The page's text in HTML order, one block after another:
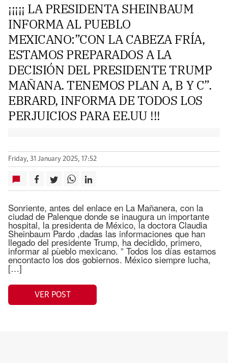
¡¡¡¡¡ LA PRESIDENTA SHEINBAUM
INFORMA AL PUEBLO
MEXICANO:”CON LA CABEZA FRÍA,
ESTAMOS PREPARADOS A LA
DECISIÓN DEL PRESIDENTE TRUMP
MAÑANA. TENEMOS PLAN A, B Y C”.
EBRARD, INFORMA DE TODOS LOS
PERJUICIOS PARA EE.UU !!!
Friday, 31 January 2025, 17:52
Sonriente, antes del enlace en La Mañanera, con la
ciudad de Palenque donde se inaugura un importante
hospital, la presidenta de México, la doctora Claudia
Sheinbaum Pardo ,dadas las informaciones que han
llegado del presidente Trump, ha decidido, primero,
informar al pùeblo mexicano. ” Todos los días estamos
encontacto los dos gobiernos. México siempre lucha,
[…]
VER POST